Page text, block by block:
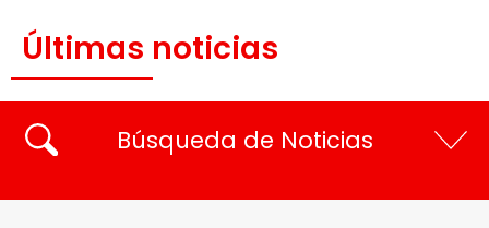
Últimas noticias
Búsqueda de Noticias